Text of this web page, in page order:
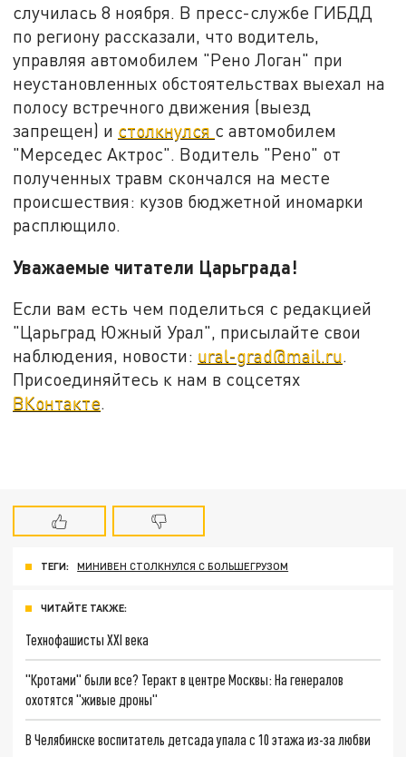
случилась 8 ноября. В пресс-службе ГИБДД
по региону рассказали, что водитель,
управляя автомобилем "Рено Логан" при
неустановленных обстоятельствах выехал на
полосу встречного движения (выезд
запрещен) и столкнулся с автомобилем
"Мерседес Актрос". Водитель "Рено" от
полученных травм скончался на месте
происшествия: кузов бюджетной иномарки
расплющило.
Уважаемые читатели Царьграда!
Если вам есть чем поделиться с редакцией
"Царьград Южный Урал", присылайте свои
наблюдения, новости: ural-grad@mail.ru.
Присоединяйтесь к нам в соцсетях
ВКонтакте.
ТЕГИ: МИНИВЕН СТОЛКНУЛСЯ С БОЛЬШЕГРУЗОМ
ЧИТАЙТЕ ТАКЖЕ:
Технофашисты XXI века
"Кротами" были все? Теракт в центре Москвы: На генералов
охотятся "живые дроны"
В Челябинске воспитатель детсада упала с 10 этажа из-за любви